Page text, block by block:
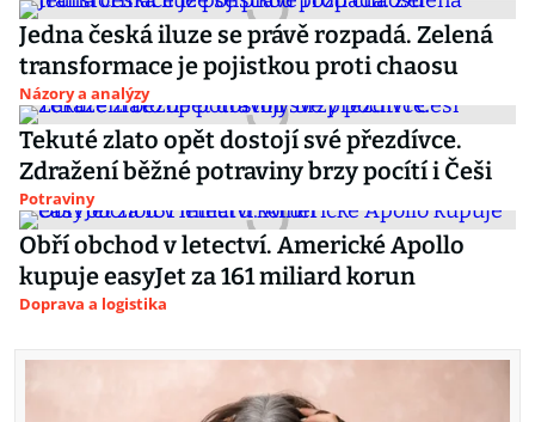
Jedna česká iluze se právě rozpadá. Zelená
transformace je pojistkou proti chaosu
Názory a analýzy
Tekuté zlato opět dostojí své přezdívce.
Zdražení běžné potraviny brzy pocítí i Češi
Potraviny
Obří obchod v letectví. Americké Apollo
kupuje easyJet za 161 miliard korun
Doprava a logistika